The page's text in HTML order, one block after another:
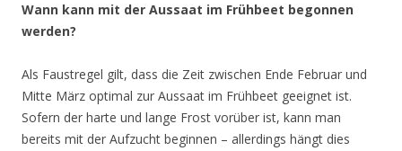
Wann kann mit der Aussaat im Frühbeet begonnen
werden?
Als Faustregel gilt, dass die Zeit zwischen Ende Februar und
Mitte März optimal zur Aussaat im Frühbeet geeignet ist.
Sofern der harte und lange Frost vorüber ist, kann man
bereits mit der Aufzucht beginnen – allerdings hängt dies